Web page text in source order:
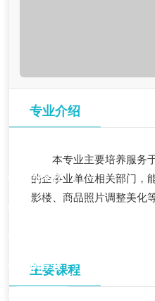
专业介绍
本专业主要培养服务
的企事业单位相关部门，
影楼、商品照片调整美化
主要课程
职业学校
幼师学校